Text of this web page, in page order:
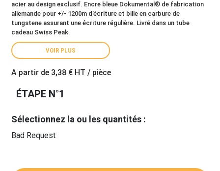
acier au design exclusif. Encre bleue Dokumental® de fabrication
allemande pour +/- 1200m d’écriture et bille en carbure de
tungstene assurant une écriture régulière. Livré dans un tube
cadeau Swiss Peak.
VOIR PLUS
A partir de 3,38 € HT / pièce
ÉTAPE N°1
Sélectionnez la ou les quantités :
Bad Request